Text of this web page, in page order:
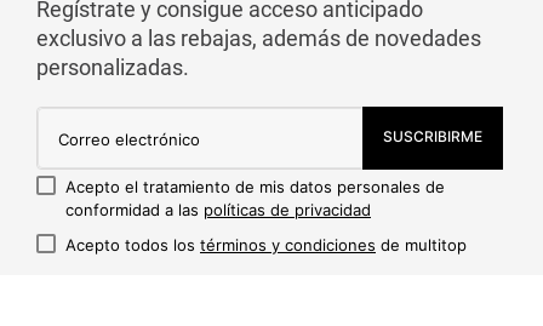
Regístrate y consigue acceso anticipado
exclusivo a las rebajas, además de novedades
personalizadas.
SUSCRIBIRME
Acepto el tratamiento de mis datos personales de
conformidad a las políticas de privacidad
Acepto todos los términos y condiciones de multitop